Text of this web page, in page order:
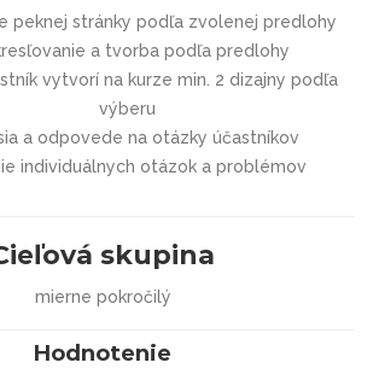
peknej stránky podľa zvolenej predlohy
a tvorba podľa predlohy
vytvorí na kurze min. 2 dizajny podľa
výberu
a odpovede na otázky účastníkov
individuálnych otázok a problémov
skupina
mierne pokročilý
Hodnotenie